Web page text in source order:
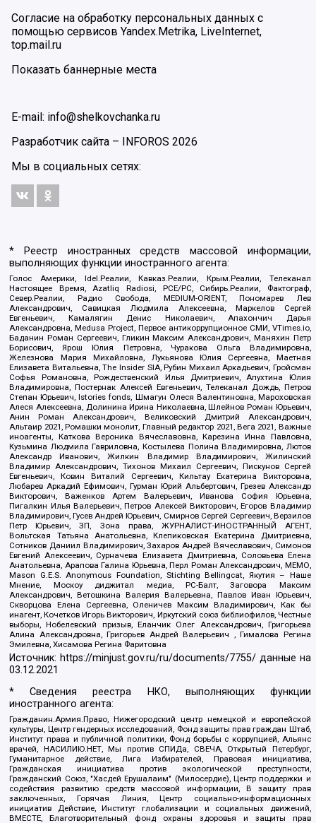
Согласие на обработку персональных данных с
помощью сервисов Yandex.Metrika, LiveInternet,
top.mail.ru
Показать баннерные места
E-mail: info@shelkovchanka.ru
Разработчик сайта –
INFOROS 2026
Мы в социальных сетях:
* Реестр иностранных средств массовой информации,
выполняющих функции иностранного агента:
Голос Америки, Idel.Реалии, Кавказ.Реалии, Крым.Реалии, Телеканал
Настоящее Время, Azatliq Radiosi, PCE/PC, Сибирь.Реалии, Фактограф,
Север.Реалии, Радио Свобода, MEDIUM-ORIENT, Пономарев Лев
Александрович, Савицкая Людмила Алексеевна, Маркелов Сергей
Евгеньевич, Камалягин Денис Николаевич, Апахончич Дарья
Александровна, Medusa Project, Первое антикоррупционное СМИ, VTimes.io,
Баданин Роман Сергеевич, Гликин Максим Александрович, Маняхин Петр
Борисович, Ярош Юлия Петровна, Чуракова Ольга Владимировна,
Железнова Мария Михайловна, Лукьянова Юлия Сергеевна, Маетная
Елизавета Витальевна, The Insider SIA, Рубин Михаил Аркадьевич, Гройсман
Софья Романовна, Рождественский Илья Дмитриевич, Апухтина Юлия
Владимировна, Постернак Алексей Евгеньевич, Телеканал Дождь, Петров
Степан Юрьевич, Istories fonds, Шмагун Олеся Валентиновна, Мароховская
Алеся Алексеевна, Долинина Ирина Николаевна, Шлейнов Роман Юрьевич,
Анин Роман Александрович, Великовский Дмитрий Александрович,
Альтаир 2021, Ромашки монолит, Главный редактор 2021, Вега 2021, Важные
иноагенты, Каткова Вероника Вячеславовна, Карезина Инна Павловна,
Кузьмина Людмила Гавриловна, Костылева Полина Владимировна, Лютов
Александр Иванович, Жилкин Владимир Владимирович, Жилинский
Владимир Александрович, Тихонов Михаил Сергеевич, Пискунов Сергей
Евгеньевич, Ковин Виталий Сергеевич, Кильтау Екатерина Викторовна,
Любарев Аркадий Ефимович, Гурман Юрий Альбертович, Грезев Александр
Викторович, Важенков Артем Валерьевич, Иванова София Юрьевна,
Пигалкин Илья Валерьевич, Петров Алексей Викторович, Егоров Владимир
Владимирович, Гусев Андрей Юрьевич, Смирнов Сергей Сергеевич, Верзилов
Петр Юрьевич, ЗП, Зона права, ЖУРНАЛИСТ-ИНОСТРАННЫЙ АГЕНТ,
Вольтская Татьяна Анатольевна, Клепиковская Екатерина Дмитриевна,
Сотников Даниил Владимирович, Захаров Андрей Вячеславович, Симонов
Евгений Алексеевич, Сурначева Елизавета Дмитриевна, Соловьева Елена
Анатольевна, Арапова Галина Юрьевна, Перл Роман Александрович, МЕМО,
Mason G.E.S. Anonymous Foundation, Stichting Bellingcat, Якутия – Наше
Мнение, Москоу диджитал медиа, РС-Балт, Заговора Максим
Александрович, Ветошкина Валерия Валерьевна, Павлов Иван Юрьевич,
Скворцова Елена Сергеевна, Оленичев Максим Владимирович, Как бы
инагент, Кочетков Игорь Викторович, Иркутский союз библиофилов, Честные
выборы, Нобелевский призыв, Еланчик Олег Александрович, Григорьева
Алина Александровна, Григорьев Андрей Валерьевич , Гималова Регина
Эмилевна, Хисамова Регина Фаритовна
Источник: https://minjust.gov.ru/ru/documents/7755/ данные на
03.12.2021
* Сведения реестра НКО, выполняющих функции
иностранного агента:
Гражданин.Армия.Право, Нижегородский центр немецкой и европейской
культуры, Центр гендерных исследований, Фонд защиты прав граждан Штаб,
Институт права и публичной политики, Фонд борьбы с коррупцией, Альянс
врачей, НАСИЛИЮ.НЕТ, Мы против СПИДа, СВЕЧА, Открытый Петербург,
Гуманитарное действие, Лига Избирателей, Правовая инициатива,
Гражданская инициатива против экологической преступности,
Гражданский Союз, "Хасдей Ерушалаим" (Милосердие), Центр поддержки и
содействия развитию средств массовой информации, В защиту прав
заключенных, Горячая Линия, Центр социально-информационных
инициатив Действие, Институт глобализации и социальных движений,
ВМЕСТЕ, Благотворительный фонд охраны здоровья и защиты прав